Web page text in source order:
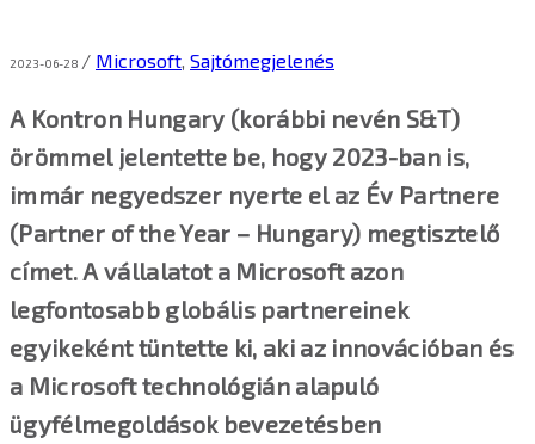
2023-06-28 / Microsoft, Sajtómegjelenés
A Kontron Hungary (korábbi nevén S&T)
örömmel jelentette be, hogy 2023-ban is,
immár negyedszer nyerte el az Év Partnere
(Partner of the Year – Hungary) megtisztelő
címet. A vállalatot a Microsoft azon
legfontosabb globális partnereinek
egyikeként tüntette ki, aki az innovációban és
a Microsoft technológián alapuló
ügyfélmegoldások bevezetésben